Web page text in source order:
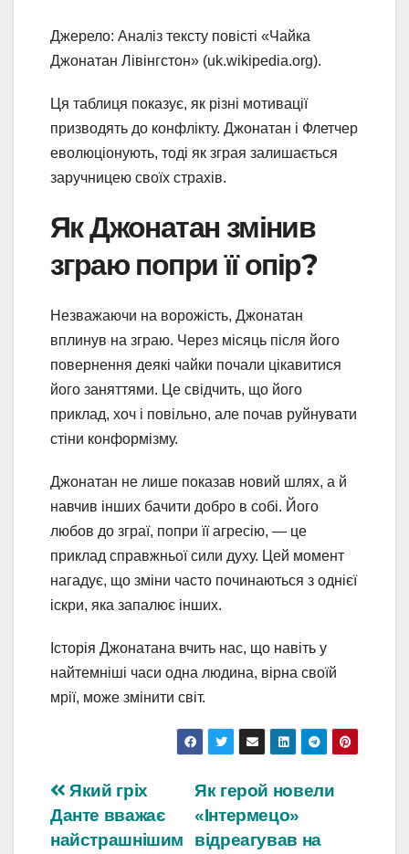
Джерело: Аналіз тексту повісті «Чайка
Джонатан Лівінгстон» (uk.wikipedia.org).
Ця таблиця показує, як різні мотивації
призводять до конфлікту. Джонатан і Флетчер
еволюціонують, тоді як зграя залишається
заручницею своїх страхів.
Як Джонатан змінив
зграю попри її опір?
Незважаючи на ворожість, Джонатан
вплинув на зграю. Через місяць після його
повернення деякі чайки почали цікавитися
його заняттями. Це свідчить, що його
приклад, хоч і повільно, але почав руйнувати
стіни конформізму.
Джонатан не лише показав новий шлях, а й
навчив інших бачити добро в собі. Його
любов до зграї, попри її агресію, — це
приклад справжньої сили духу. Цей момент
нагадує, що зміни часто починаються з однієї
іскри, яка запалює інших.
Історія Джонатана вчить нас, що навіть у
найтемніші часи одна людина, вірна своїй
мрії, може змінити світ.
Навігація
записів
Як герой новели
«Інтермецо»
відреагував на
Який гріх
Данте вважає
найстрашнішим